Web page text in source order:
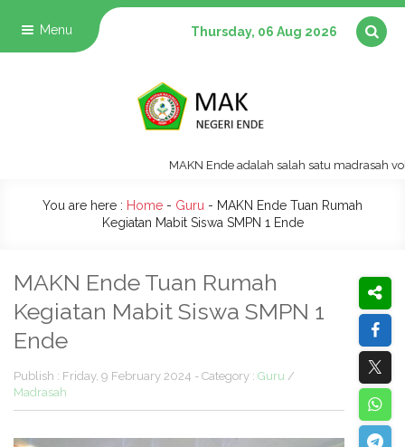
Menu Thursday, 06 Aug 2026
MAKN Ende adalah salah satu madrasah
You are here : Home - Guru - MAKN Ende Tuan Rumah
Kegiatan Mabit Siswa SMPN 1 Ende
MAKN Ende Tuan Rumah
Kegiatan Mabit Siswa SMPN 1
Ende
Publish : Friday, 9 February 2024 - Category : Guru /
Madrasah